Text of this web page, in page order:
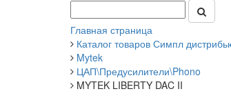
Главная страница
Каталог товаров Симпл
Mytek
ЦАП\Предусилители\Phono
MYTEK LIBERTY DAC II